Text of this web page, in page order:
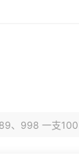
、998 一支100